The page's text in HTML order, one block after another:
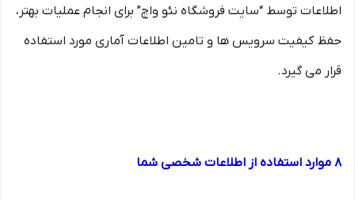
اطلاعات توسط “سایت فروشگاه نئو واچ” برای انجام عملیات بهتر،
حفظ کیفیت سرویس ها و تامین اطلاعات آماری مورد استفاده
قرار می گیرد.
8 موارد استفاده از اطلاعات شخصی شما